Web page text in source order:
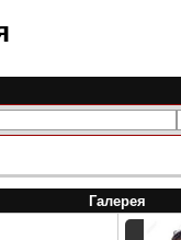
Галерея